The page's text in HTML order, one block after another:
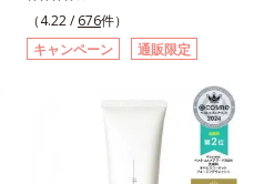
すめです。水や汗に強いスーパーウ
ォータープルーフ(*4)だから、レジ
ャーにも大活躍してくれます。*1
シリカ、セルロース、窒化ホウ素配
合＝セミマット肌を叶える球状と板
状の粉体*2 シリカ6種類、セルロー
ス*3 シリカ配合＝皮脂を吸着する
粉体*4 化粧持ち性能
義。年齢サイン(*5)の因子に着目し
た肌科学エイジングケア(*3)シリー
ズ。オルビスユー ドットシリーズ
は、年齢による肌悩み一つ一つを対
処するのではなく、肌で起きている
ことの根本原因に着目。加齢ととも
に現れる年齢サインについて研究を
進めたところ、弾力感のない状態で
（4.22 / 676件）
キャンペーン
通販限定